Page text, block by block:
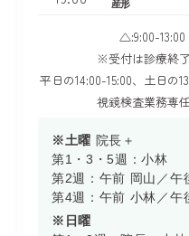
産形
△:9:00-13:00
※受付は診療終
平日の14:00-15:00、土日の
視鏡検査業務専
※土曜 院長＋
第1・3・5週：小林
第2週：午前 岡山／午
第4週：午前 小林／午
※日曜